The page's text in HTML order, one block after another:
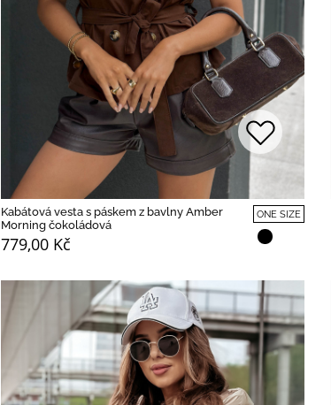
Kabátová vesta s páskem z bavlny Amber
Morning čokoládová
779,00 Kč
ONE SIZE